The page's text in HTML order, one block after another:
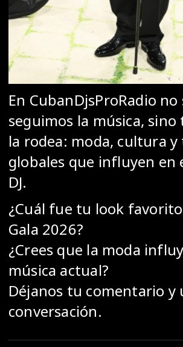
En CubanDjsProRadio no
seguimos la música,
la rodea: moda, cultura y
globales que influyen en
DJ.
¿Cuál fue tu look
Gala 2026?
¿Crees que la moda
música actual?
Déjanos tu comentario y
conversación.